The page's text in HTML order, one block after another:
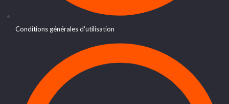
Conditions générales d'utilisation